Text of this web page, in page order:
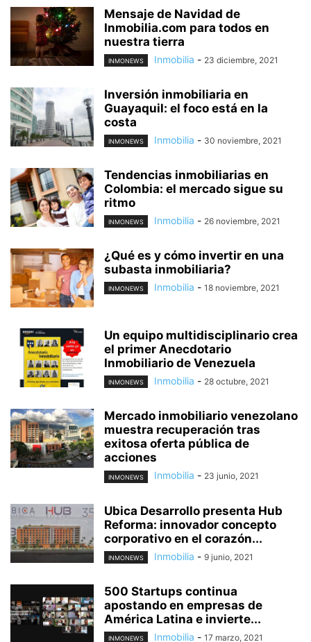
Mensaje de Navidad de
Inmobilia.com para todos en
nuestra tierra
INMONEWS Inmobilia - 23 diciembre, 2021
Inversión inmobiliaria en
Guayaquil: el foco está en la
costa
INMONEWS Inmobilia - 30 noviembre, 2021
Tendencias inmobiliarias en
Colombia: el mercado sigue su
ritmo
INMONEWS Inmobilia - 26 noviembre, 2021
¿Qué es y cómo invertir en una
subasta inmobiliaria?
INMONEWS Inmobilia - 18 noviembre, 2021
Un equipo multidisciplinario crea
el primer Anecdotario
Inmobiliario de Venezuela
INMONEWS Inmobilia - 28 octubre, 2021
Mercado inmobiliario venezolano
muestra recuperación tras
exitosa oferta pública de
acciones
INMONEWS Inmobilia - 23 junio, 2021
Ubica Desarrollo presenta Hub
Reforma: innovador concepto
corporativo en el corazón...
INMONEWS Inmobilia - 9 junio, 2021
500 Startups continua
apostando en empresas de
América Latina e invierte...
INMONEWS Inmobilia - 17 marzo, 2021